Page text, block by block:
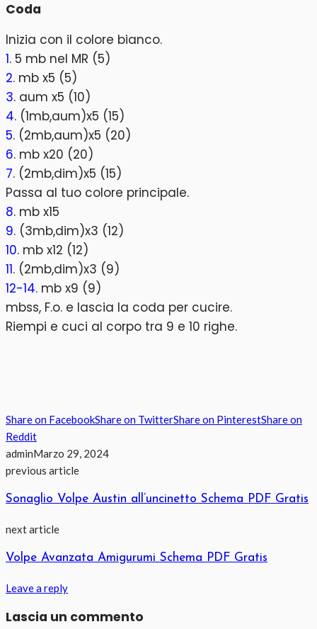
Coda
Inizia con il colore bianco.
1. 5 mb nel MR (5)
2. mb x5 (5)
3. aum x5 (10)
4. (1mb,aum)x5 (15)
5. (2mb,aum)x5 (20)
6. mb x20 (20)
7. (2mb,dim)x5 (15)
Passa al tuo colore principale.
8. mb x15
9. (3mb,dim)x3 (12)
10. mb x12 (12)
11. (2mb,dim)x3 (9)
12-14. mb x9 (9)
mbss, F.o. e lascia la coda per cucire.
Riempi e cuci al corpo tra 9 e 10 righe.
Share on FacebookShare on TwitterShare on PinterestShare on
Reddit
adminMarzo 29, 2024
previous article
Sonaglio Volpe Austin all’uncinetto Schema PDF Gratis
next article
Volpe Avanzata Amigurumi Schema PDF Gratis
Leave a reply
Lascia un commento